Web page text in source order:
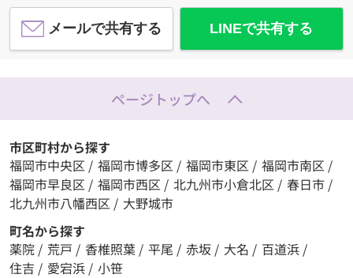
メールで共有する LINEで共有する
ページトップへ
市区町村から探す
福岡市中央区 / 福岡市博多区 / 福岡市東区 / 福岡市南区 /
福岡市早良区 / 福岡市西区 / 北九州市小倉北区 / 春日市 /
北九州市八幡西区 / 大野城市
町名から探す
薬院 / 荒戸 / 香椎照葉 / 平尾 / 赤坂 / 大名 / 百道浜 /
住吉 / 愛宕浜 / 小笹